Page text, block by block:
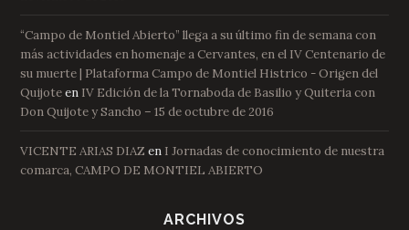
“Campo de Montiel Abierto” llega a su último fin de semana con
más actividades en homenaje a Cervantes, en el IV Centenario de
su muerte | Plataforma Campo de Montiel Histrico - Origen del
Quijoteen IV Edición de la Tornaboda de Basilio y Quiteria con
Don Quijote y Sancho – 15 de octubre de 2016
VICENTE ARIAS DIAZ en I Jornadas de conocimiento de nuestra
comarca, CAMPO DE MONTIEL ABIERTO
ARCHIVOS